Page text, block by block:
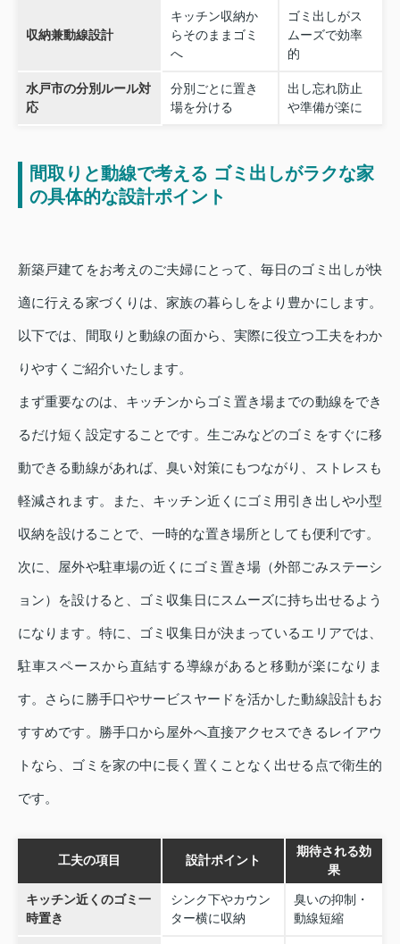
収納兼動線設計
キッチン収納か
らそのままゴミ
へ
ゴミ出しがス
ムーズで効率
的
水戸市の分別ルール対
応
分別ごとに置き
場を分ける
出し忘れ防止
や準備が楽に
間取りと動線で考える ゴミ出しがラクな家
の具体的な設計ポイント
新築戸建てをお考えのご夫婦にとって、毎日のゴミ出しが快
適に行える家づくりは、家族の暮らしをより豊かにします。
以下では、間取りと動線の面から、実際に役立つ工夫をわか
りやすくご紹介いたします。
まず重要なのは、キッチンからゴミ置き場までの動線をでき
るだけ短く設定することです。生ごみなどのゴミをすぐに移
動できる動線があれば、臭い対策にもつながり、ストレスも
軽減されます。また、キッチン近くにゴミ用引き出しや小型
収納を設けることで、一時的な置き場所としても便利です。
次に、屋外や駐車場の近くにゴミ置き場（外部ごみステーシ
ョン）を設けると、ゴミ収集日にスムーズに持ち出せるよう
になります。特に、ゴミ収集日が決まっているエリアでは、
駐車スペースから直結する導線があると移動が楽になりま
す。さらに勝手口やサービスヤードを活かした動線設計もお
すすめです。勝手口から屋外へ直接アクセスできるレイアウ
トなら、ゴミを家の中に長く置くことなく出せる点で衛生的
です。
工夫の項目 設計ポイント
期待される効
果
キッチン近くのゴミ一
時置き
シンク下やカウン
ター横に収納
臭いの抑制・
動線短縮